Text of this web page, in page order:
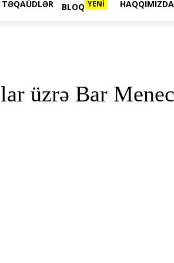
TƏQAÜDLƏR BLOQ YENİ HAQQIMIZDA
üzrə Bar